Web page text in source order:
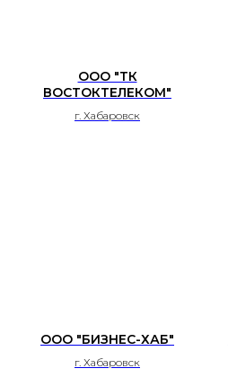
ООО "ТК
ВОСТОКТЕЛЕКОМ"
г. Хабаровск
ООО "БИЗНЕС-ХАБ"
г. Хабаровск